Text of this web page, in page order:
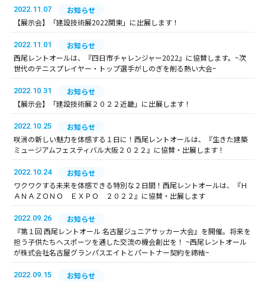
2022.11.07
お知らせ
【展示会】「建設技術展2022関東」に出展します！
2022.11.01
お知らせ
西尾レントオールは、『四日市チャレンジャー2022』に協賛します。~次
世代のテニスプレイヤー・トップ選手がしのぎを削る熱い大会~
2022.10.31
お知らせ
【展示会】「建設技術展２０２２近畿」に出展します！
2022.10.25
お知らせ
咲洲の新しい魅力を体感する１日に！西尾レントオールは、『生きた建築
ミュージアムフェスティバル大阪２０２２』に協賛・出展します！
2022.10.24
お知らせ
ワクワクする未来を体感できる特別な２日間！西尾レントオールは、『Ｈ
ＡＮＡＺＯＮＯ ＥＸＰＯ ２０２２』に協賛・出展します
2022.09.26
お知らせ
『第１回 西尾レントオール 名古屋ジュニアサッカー大会』を開催。将来を
担う子供たちへスポーツを通した交流の機会創出を！ ~西尾レントオール
が株式会社名古屋グランパスエイトとパートナー契約を締結~
2022.09.15
お知らせ